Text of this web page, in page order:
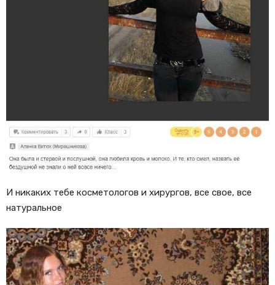
И никаких тебе косметологов и хирургов, все свое, все
натуральное